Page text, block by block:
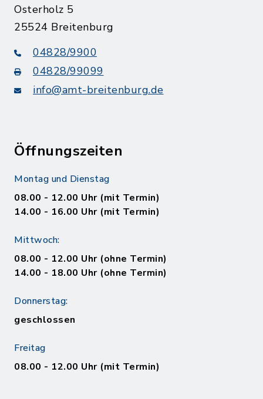
Osterholz 5
25524 Breitenburg
04828/9900
04828/99099
info@amt-breitenburg.de
Öffnungszeiten
Montag und Dienstag
08.00 - 12.00 Uhr (mit Termin)
14.00 - 16.00 Uhr (mit Termin)
Mittwoch:
08.00 - 12.00 Uhr (ohne Termin)
14.00 - 18.00 Uhr (ohne Termin)
Donnerstag:
geschlossen
Freitag
08.00 - 12.00 Uhr (mit Termin)